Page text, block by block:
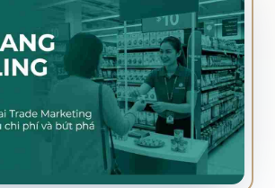
Key Account Management
hàng trọng điểm kênh hiện đại
Ecommerce Channel
kênh thương mại điện tử